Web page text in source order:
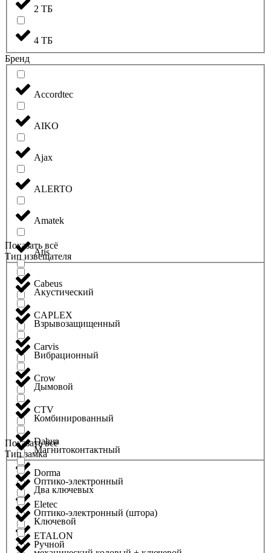
2 ТБ
4 ТБ
Бренд
Accordtec
AIKO
Ajax
ALERTO
Amatek
Atis
Cabeus
CAPLEX
Carvis
Crow
CTV
Dahua
Dorma
Eletec
ETALON
Показать всё
Тип извещателя
Акустический
Взрывозащищенный
Вибрационный
Дымовой
Комбинированный
Магнитоконтактный
Оптико-электронный
Оптико-электронный (штора)
Ручной
Показать всё
Тип замка
Два ключевых
Ключевой